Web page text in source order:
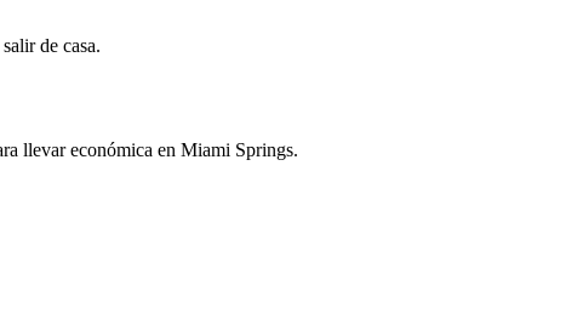
de casa.
llevar económica en Miami Springs.